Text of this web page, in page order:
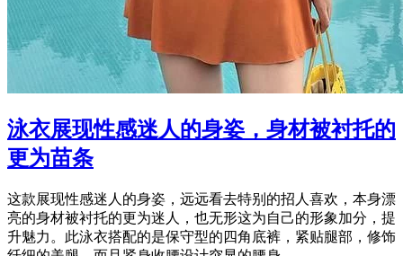
泳衣展现性感迷人的身姿，身材被衬托的
更为苗条
这款展现性感迷人的身姿，远远看去特别的招人喜欢，本身漂
亮的身材被衬托的更为迷人，也无形这为自己的形象加分，提
升魅力。此泳衣搭配的是保守型的四角底裤，紧贴腿部，修饰